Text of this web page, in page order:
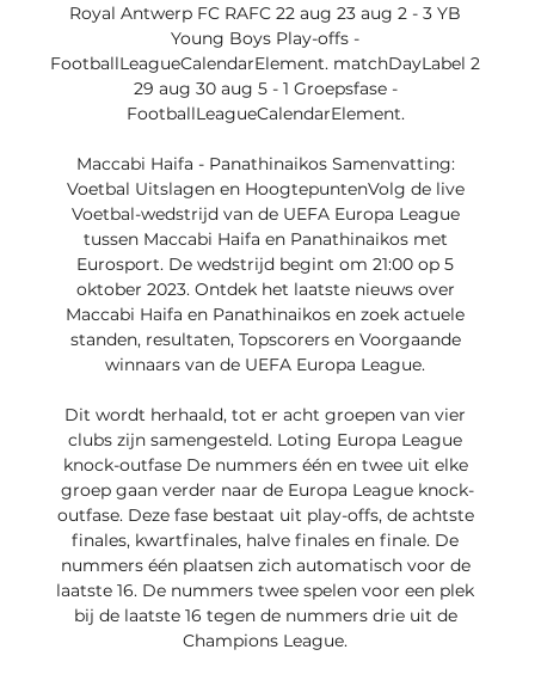
Royal Antwerp FC RAFC 22 aug 23 aug 2 - 3 YB
Young Boys Play-offs -
FootballLeagueCalendarElement. matchDayLabel 2
29 aug 30 aug 5 - 1 Groepsfase -
FootballLeagueCalendarElement.
Maccabi Haifa - Panathinaikos Samenvatting:
Voetbal Uitslagen en HoogtepuntenVolg de live
Voetbal-wedstrijd van de UEFA Europa League
tussen Maccabi Haifa en Panathinaikos met
Eurosport. De wedstrijd begint om 21:00 op 5
oktober 2023. Ontdek het laatste nieuws over
Maccabi Haifa en Panathinaikos en zoek actuele
standen, resultaten, Topscorers en Voorgaande
winnaars van de UEFA Europa League.
Dit wordt herhaald, tot er acht groepen van vier
clubs zijn samengesteld. Loting Europa League
knock-outfase De nummers één en twee uit elke
groep gaan verder naar de Europa League knock-
outfase. Deze fase bestaat uit play-offs, de achtste
finales, kwartfinales, halve finales en finale. De
nummers één plaatsen zich automatisch voor de
laatste 16. De nummers twee spelen voor een plek
bij de laatste 16 tegen de nummers drie uit de
Champions League.